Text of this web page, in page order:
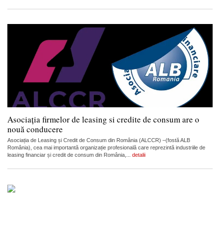
Asociația firmelor de leasing si credite de consum are o
nouă conducere
Asociația de Leasing și Credit de Consum din România (ALCCR) –(fostă ALB
România), cea mai importantă organizație profesională care reprezintă industriile de
leasing financiar și credit de consum din România,... detalii